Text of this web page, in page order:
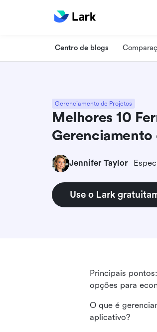
Centro de blogs
Gerenciamento de Projetos
Melhores 10
Jennifer Taylor
Use o Lark
Principais
opções para
O que é
aplicativo?